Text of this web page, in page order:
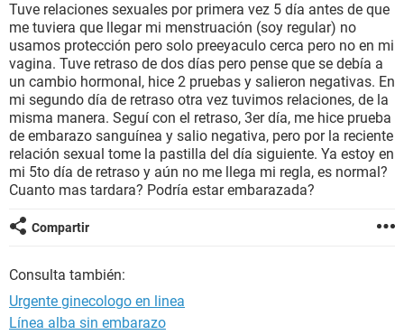
BIENESTAR
SEXUALIDAD
GLOSARIO
Tuve relaciones sexuales por primera vez 5 día antes de que
me tuviera que llegar mi menstruación (soy regular) no
usamos protección pero solo preeyaculo cerca pero no en mi
vagina. Tuve retraso de dos días pero pense que se debía a
un cambio hormonal, hice 2 pruebas y salieron negativas. En
mi segundo día de retraso otra vez tuvimos relaciones, de la
misma manera. Seguí con el retraso, 3er día, me hice prueba
de embarazo sanguínea y salio negativa, pero por la reciente
relación sexual tome la pastilla del día siguiente. Ya estoy en
mi 5to día de retraso y aún no me llega mi regla, es normal?
Cuanto mas tardara? Podría estar embarazada?
Compartir
Consulta también:
Urgente ginecologo en linea
Línea alba sin embarazo